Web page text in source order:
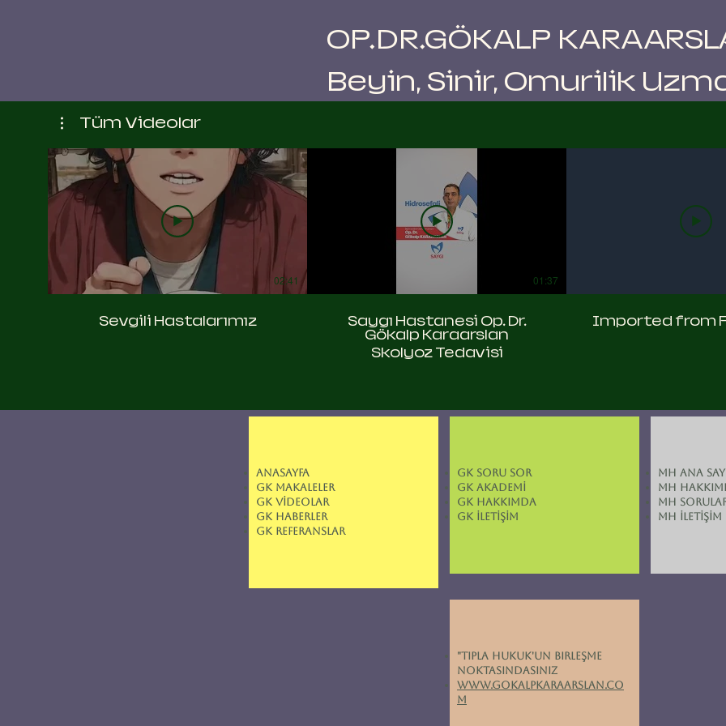
OP.DR.GÖKALP
Beyin, Sinir, Omurilik
Tüm Videolar
02:41
Sevgili Hastalarımız
01:37
Saygı Hastanesi Op. Dr.
Gökalp Karaarslan
Skolyoz Tedavisi
Imported from
ANASAYFA
GK MAKALELER
GK VİDEOLAR
GK HABERLER
GK REFERANSLAR
GK SORU SOR
GK AKADEMİ
GK HAKKIMDA
GK İLETİŞİM
MH ANA
MH
MH
MH İLETİŞİM
"tıpla hukuk'un birleşme
noktasındasınız
www.gokalpkaraarslan.co
m